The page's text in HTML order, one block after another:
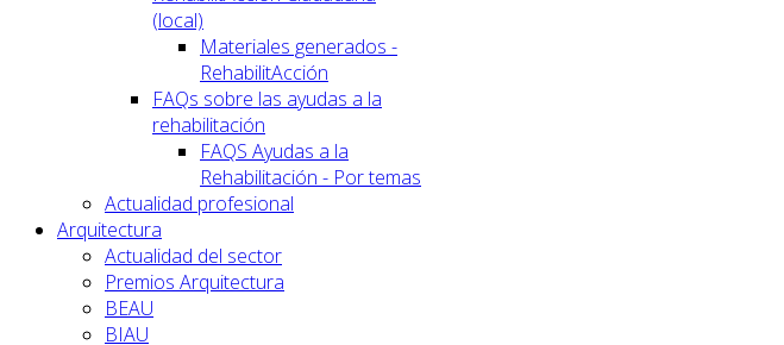
(local)
Materiales generados -
RehabilitAcción
FAQs sobre las ayudas a la
rehabilitación
FAQS Ayudas a la
Rehabilitación - Por temas
Actualidad profesional
Arquitectura
Actualidad del sector
Premios Arquitectura
BEAU
BIAU